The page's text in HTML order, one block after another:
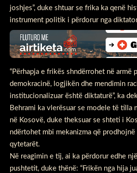
joshjes”, duke shtuar se frika ka qenë
instrument politik i përdorur nga
“Përhapja e frikës shndërrohet në armë
demokracinë, logjikën dhe mendimin
institucionalizuar është diktaturë”, ka
Behrami ka vlerësuar se modele të tilla
në Kosovë, duke theksuar se shteti i
ndërtohet mbi mekanizma që
qytetarët.
Në reagimin e tij, ai ka përdorur edhe
pushtetit, duke thënë: “Frikën nga hija